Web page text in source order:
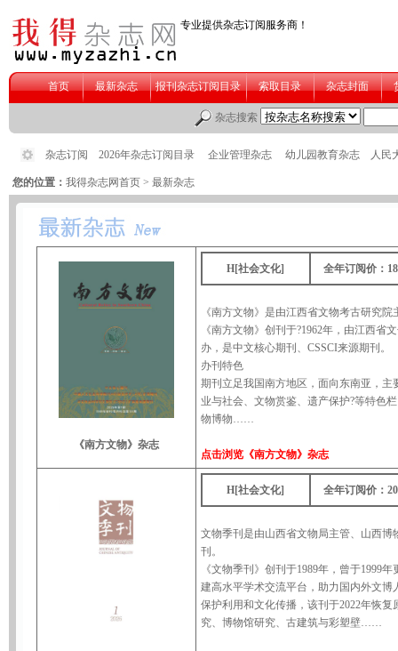
您的位置： 我得杂志网首页 > 最新杂志
《南方文物》杂志
H[社会文化] 全年订阅价：
《南方文物》是由江西省文物考古研究
《南方文物》创刊于?1962年，由江西省
办，是中文核心期刊、CSSCI来源期刊。
办刊特色
期刊立足我国南方地区，面向东南亚，
业与社会、文物赏鉴、遗产保护?等特色
物博物……
点击浏览《南方文物》杂志
H[社会文化] 全年订阅价：
文物季刊是由山西省文物局主管、山西博
刊。
《文物季刊》创刊于1989年，曾于1999
建高水平学术交流平台，助力国内外文
保护利用和文化传播，该刊于2022年恢
究、博物馆研究、古建筑与彩塑壁……